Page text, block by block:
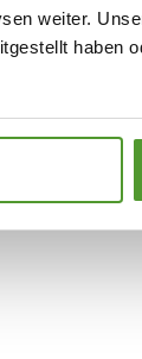
weiter.
haben